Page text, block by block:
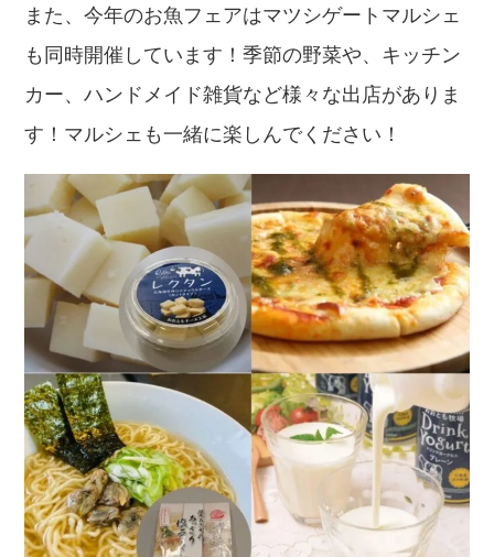
また、今年のお魚フェアはマツシゲートマルシェ
も同時開催しています！季節の野菜や、キッチン
カー、ハンドメイド雑貨など様々な出店がありま
す！マルシェも一緒に楽しんでください！